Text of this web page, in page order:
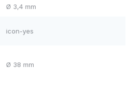
Ø 3,4 mm
icon-yes
Ø 38 mm